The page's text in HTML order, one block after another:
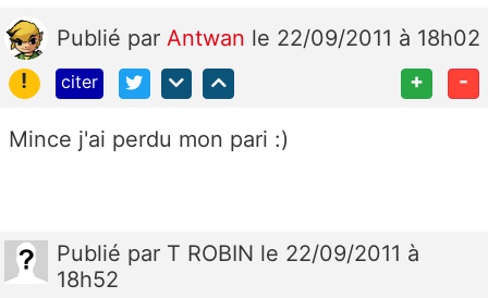
Publié par Antwan le 22/09/2011 à 18h02
!
citer + -
Mince j'ai perdu mon pari :)
Publié par T ROBIN le 22/09/2011 à
18h52